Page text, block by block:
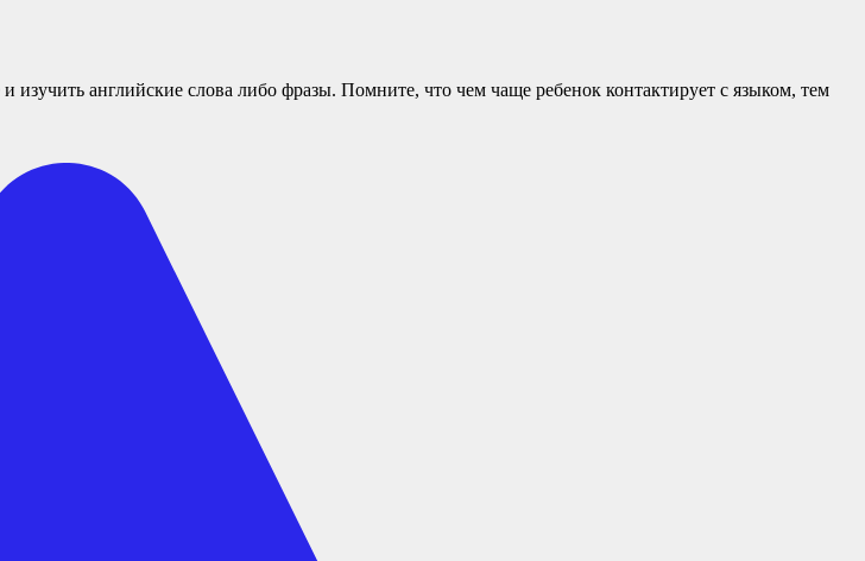
английские слова либо фразы. Помните, что чем чаще ребенок контактирует с языком, тем